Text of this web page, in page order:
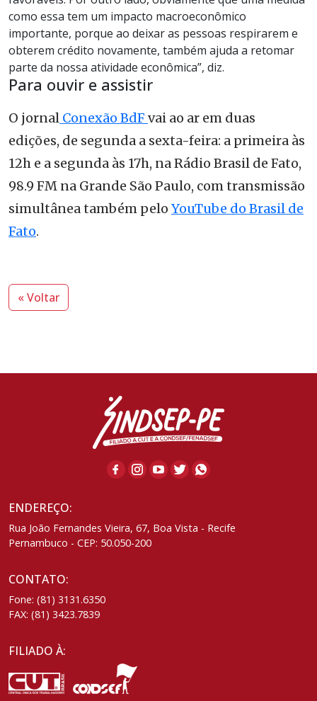
como essa tem um impacto macroeconômico
importante, porque ao deixar as pessoas respirarem e
obterem crédito novamente, também ajuda a retomar
parte da nossa atividade econômica”, diz.
Para ouvir e assistir
O jornal Conexão BdF vai ao ar em duas
edições, de segunda a sexta-feira: a primeira às
12h e a segunda às 17h, na Rádio Brasil de Fato,
98.9 FM na Grande São Paulo, com transmissão
simultânea também pelo YouTube do Brasil de
Fato.
« Voltar
ENDEREÇO:
Rua João Fernandes Vieira, 67, Boa Vista - Recife
Pernambuco - CEP: 50.050-200
CONTATO:
Fone: (81) 3131.6350
FAX: (81) 3423.7839
FILIADO À: